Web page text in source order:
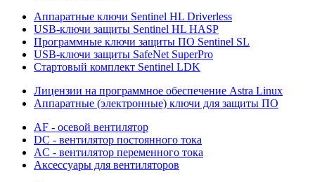
Аппаратные ключи Sentinel HL Driverless
USB-ключи защиты Sentinel HL HASP
Программные ключи защиты ПО Sentinel SL
USB-ключи защиты SafeNet SuperPro
Стартовый комплект Sentinel LDK
Лицензии на программное обеспечение Astra Linux
Аппаратные (электронные) ключи для защиты ПО
AF - осевой вентилятор
DC - вентилятор постоянного тока
AC - вентилятор переменного тока
Аксессуары для вентиляторов